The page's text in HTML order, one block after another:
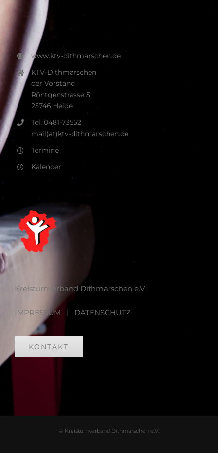
www.ktv-dithmarschen.de
KTV-Dithmarschen
der Vorstand
Röntgenstrasse 5
25746 Heide
Tel: 0481-73552
mail(at)ktv-dithmarschen.de
Termine
Kalender
Kreisturnverband Dithmarschen e.V.
IMPRESSUM | DATENSCHUTZ
KONTAKT
© Kreisturnverband Dithmarschen e.V.